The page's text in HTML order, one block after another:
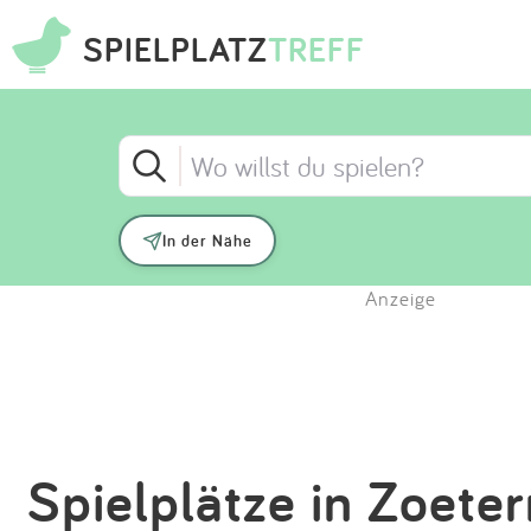
SPIELPLATZTREFF
In der Nähe
Anzeige
Spielplätze in